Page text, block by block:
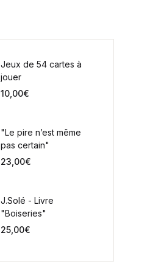
Jeux de 54 cartes à
jouer
10,00€
"Le pire n’est même
pas certain"
23,00€
J.Solé - Livre
"Boiseries"
25,00€